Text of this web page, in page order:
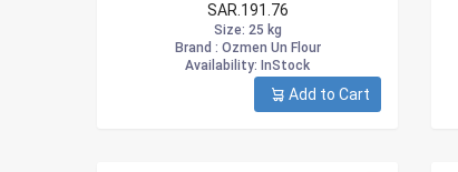
SAR.191.76
Size: 25 kg
Brand : Ozmen Un Flour
Availability: InStock
Add to Cart